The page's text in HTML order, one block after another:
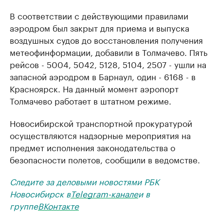
В соответствии с действующими правилами
аэродром был закрыт для приема и выпуска
воздушных судов до восстановления получения
метеофинформации, добавили в Толмачево. Пять
рейсов - 5004, 5042, 5128, 5104, 2507 - ушли на
запасной аэродром в Барнаул, один - 6168 - в
Красноярск. На данный момент аэропорт
Толмачево работает в штатном режиме.
Новосибирской транспортной прокуратурой
осуществляются надзорные мероприятия на
предмет исполнения законодательства о
безопасности полетов, сообщили в ведомстве.
Следите за деловыми новостями РБК
Новосибирск вTelegram-каналеи в
группеВКонтакте